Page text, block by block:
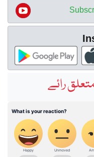
رائے